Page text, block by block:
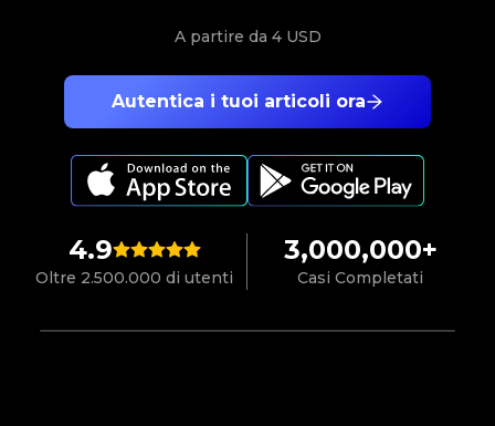
4.9
Oltre 2.500.000 di utenti
3,000,000+
Casi Completati
Autentica i tuoi articoli ora
A partire da 4 USD